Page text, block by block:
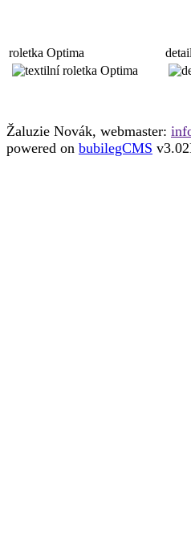
roletka Optima
Žaluzie Novák, webmaster:
powered on bubilegCMS